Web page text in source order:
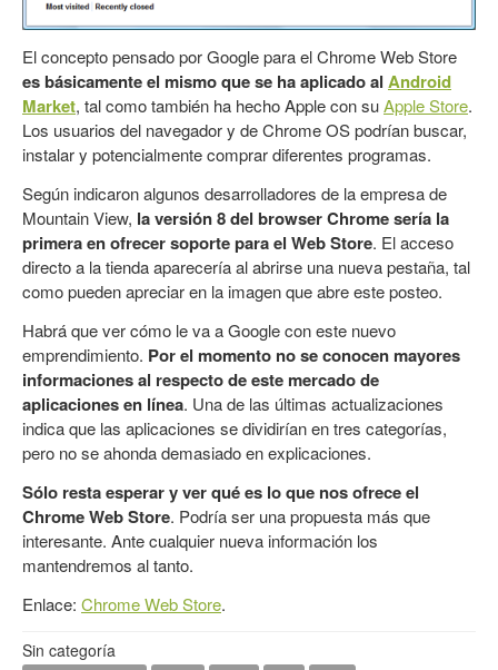
El concepto pensado por Google para el Chrome Web Store
es básicamente el mismo que se ha aplicado al Android
Market, tal como también ha hecho Apple con suApple Store.
Los usuarios del navegador y de Chrome OS podrían buscar,
instalar y potencialmente comprar diferentes programas.
Según indicaron algunos desarrolladores de la empresa de
Mountain View, la versión 8 del browser Chrome sería la
primera en ofrecer soporte para el Web Store. El acceso
directo a la tienda aparecería al abrirse una nueva pestaña, tal
como pueden apreciar en la imagen que abre este posteo.
Habrá que ver cómo le va a Google con este nuevo
emprendimiento. Por el momento no se conocen mayores
informaciones al respecto de este mercado de
aplicaciones en línea. Una de las últimas actualizaciones
indica que las aplicaciones se dividirían en tres categorías,
pero no se ahonda demasiado en explicaciones.
Sólo resta esperar y ver qué es lo que nos ofrece el
Chrome Web Store. Podría ser una propuesta más que
interesante. Ante cualquier nueva información los
mantendremos al tanto.
Enlace: Chrome Web Store.
Sin categoría